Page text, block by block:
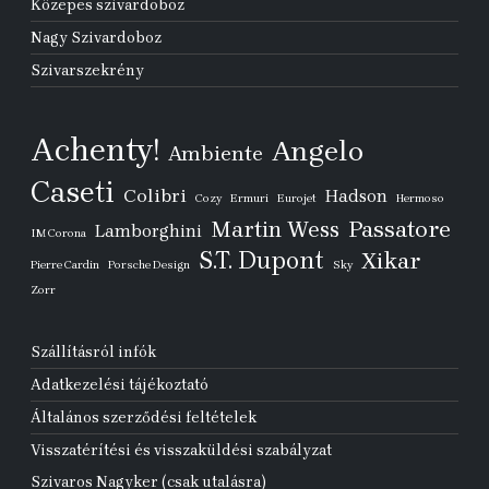
Közepes szivardoboz
Nagy Szivardoboz
Szivarszekrény
Achenty! Ambiente Angelo
Caseti Colibri Cozy Ermuri Eurojet Hadson Hermoso
IM Corona Lamborghini Martin Wess Passatore
Pierre Cardin Porsche Design S.T. Dupont Sky Xikar
Zorr
Szállításról infók
Adatkezelési tájékoztató
Általános szerződési feltételek
Visszatérítési és visszaküldési szabályzat
Szivaros Nagyker (csak utalásra)